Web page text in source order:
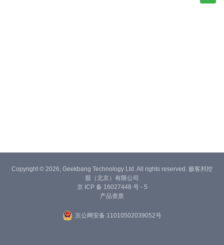
Copyright © 2026, Geekbang Technology Ltd. All rights reserved. 极客邦控
股（北京）有限公司
京 ICP 备 16027448 号 - 5
产品资质
京公网安备 11010502039052号